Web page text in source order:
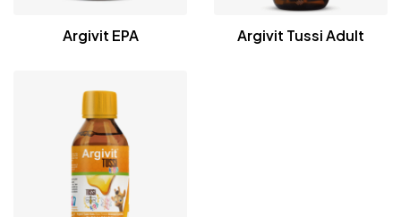
Argivit EPA Argivit Tussi Adult